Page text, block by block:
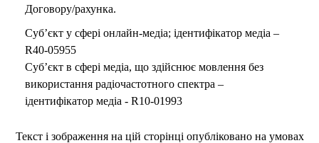
Договору/рахунка.
Суб’єкт у сфері онлайн-медіа; ідентифікатор медіа –
R40-05955
Суб’єкт в сфері медіа, що здійснює мовлення без
використання радіочастотного спектра –
ідентифікатор медіа - R10-01993
Текст і зображення на цій сторінці опубліковано на умовах